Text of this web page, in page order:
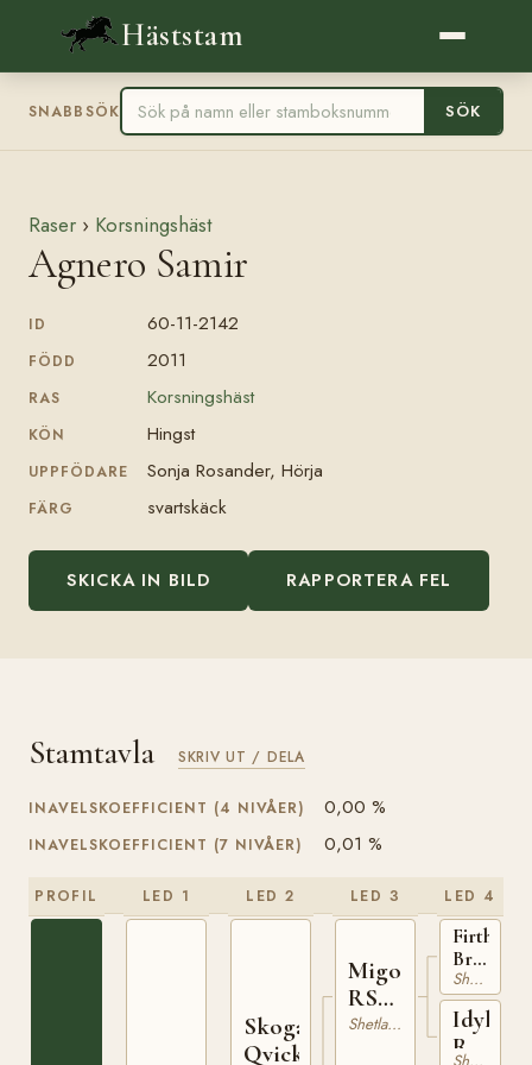
Häststam
SNABBSÖK SÖK
Raser › Korsningshäst
Agnero Samir
ID 60-11-2142
FÖDD 2011
RAS Korsningshäst
KÖN Hingst
UPPFÖDARE Sonja Rosander, Hörja
FÄRG svartskäck
SKICKA IN BILD RAPPORTERA FEL
Stamtavla SKRIV UT / DELA
INAVELSKOEFFICIENT (4 NIVÅER) 0,00 %
INAVELSKOEFFICIENT (7 NIVÅER) 0,01 %
PROFIL LED 1 LED 2
Skogabys
Qvick
LED 3
Migo
RS
189 Shetlandsponny
LED 4
Firth
Bracken
RS
120
Shetlandsponny
Idylla
RS